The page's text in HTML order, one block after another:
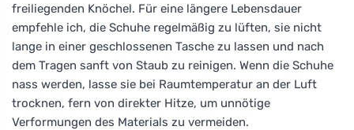
freiliegenden Knöchel. Für eine längere Lebensdauer
empfehle ich, die Schuhe regelmäßig zu lüften, sie nicht
lange in einer geschlossenen Tasche zu lassen und nach
dem Tragen sanft von Staub zu reinigen. Wenn die Schuhe
nass werden, lasse sie bei Raumtemperatur an der Luft
trocknen, fern von direkter Hitze, um unnötige
Verformungen des Materials zu vermeiden.